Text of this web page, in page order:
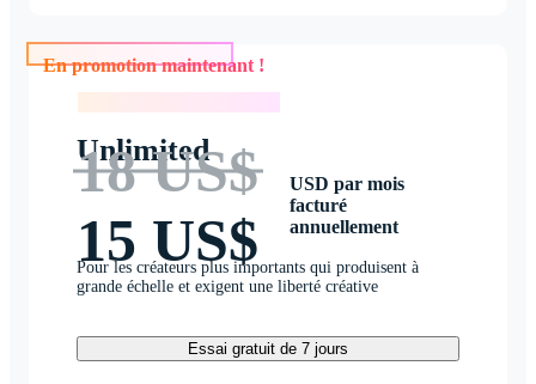
En promotion maintenant !
Unlimited
18 US$
15 US$
USD par mois
facturé
annuellement
Pour les créateurs plus importants qui produisent à
grande échelle et exigent une liberté créative
Essai gratuit de 7 jours